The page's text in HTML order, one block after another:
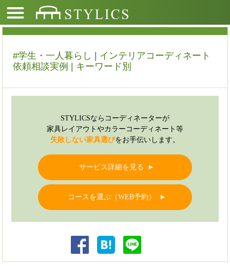
#学生・一人暮らし | インテリアコーディネート
依頼相談実例 | キーワード別
STYLICSならコーディネーターが
家具レイアウトやカラーコーディネート等
失敗しない家具選びをお手伝いします。
サービス詳細を見る ▲
コースを選ぶ（WEB予約） ▲